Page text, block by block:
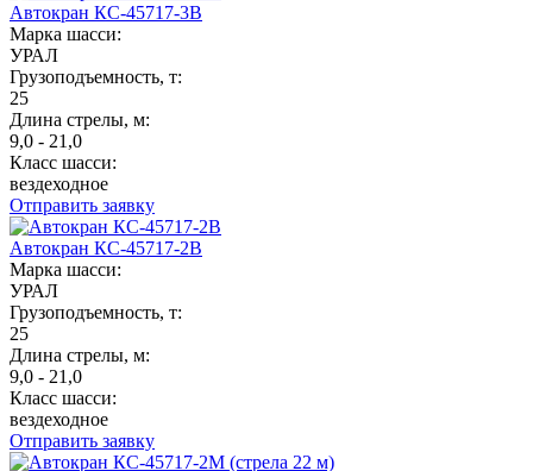
Автокран КС-45717-3В
Марка шасси:
УРАЛ
Грузоподъемность, т:
25
Длина стрелы, м:
9,0 - 21,0
Класс шасси:
вездеходное
Отправить заявку
Автокран КС-45717-2В
Марка шасси:
УРАЛ
Грузоподъемность, т:
25
Длина стрелы, м:
9,0 - 21,0
Класс шасси:
вездеходное
Отправить заявку